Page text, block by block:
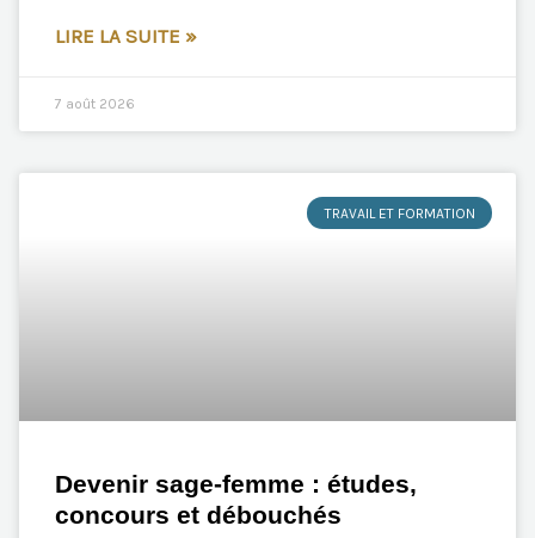
LIRE LA SUITE »
7 août 2026
TRAVAIL ET FORMATION
Devenir sage-femme : études,
concours et débouchés